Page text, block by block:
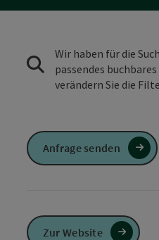
Wir haben für die
passendes
verändern Sie die
Anfrage senden
Zur Website